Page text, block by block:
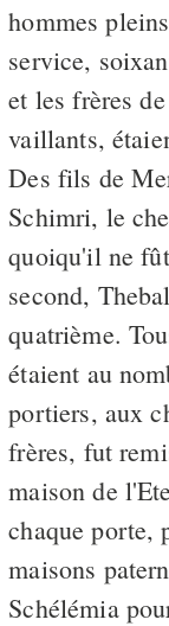
hommes
service,
et les frères
vaillants,
Des fils de
Schimri, le
quoiqu'il ne
second,
quatrième.
étaient au
portiers, aux
frères, fut
maison de
chaque porte,
maisons
Schélémia